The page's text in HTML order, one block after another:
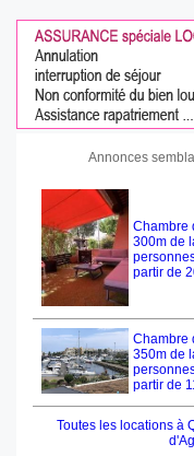
Annonces
Chambre
300m de
partir de
Chambre
350m de
partir de
Toutes les locations à